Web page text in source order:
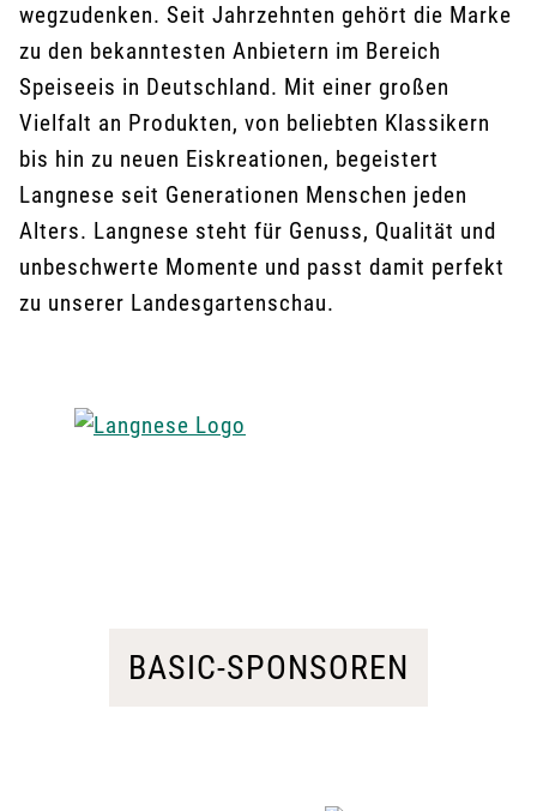
wegzudenken. Seit Jahrzehnten gehört die Marke
zu den bekanntesten Anbietern im Bereich
Speiseeis in Deutschland. Mit einer großen
Vielfalt an Produkten, von beliebten Klassikern
bis hin zu neuen Eiskreationen, begeistert
Langnese seit Generationen Menschen jeden
Alters. Langnese steht für Genuss, Qualität und
unbeschwerte Momente und passt damit perfekt
zu unserer Landesgartenschau.
BASIC-SPONSOREN